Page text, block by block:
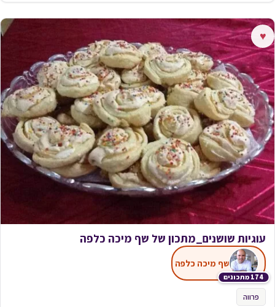
♥
עוגיות שושנים_מתכון של שף מיכה כלפה
174 מתכונים
שף מיכה כלפה
פרווה